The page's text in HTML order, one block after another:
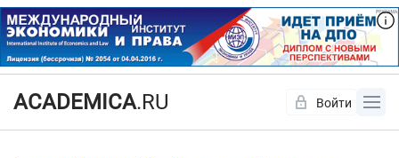
ACADEMICA.RU Войти
Да Нет